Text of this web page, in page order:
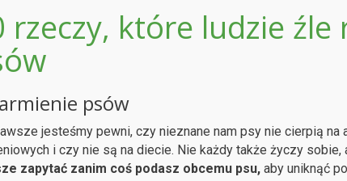
rzeczy, które ludzie
psów
jesteśmy pewni, czy nieznane nam psy nie cierpią
i czy nie są na diecie. Nie każdy także życzy sobie,
zapytać zanim coś podasz obcemu psu,aby uniknąć